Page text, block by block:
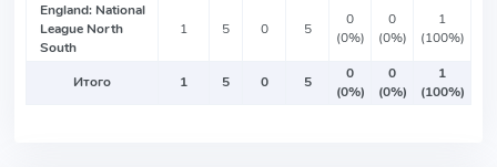
England: National
League North
South
1 5 0 5
0
(0%)
0
(0%)
1
(100%)
Итого 1 5 0 5
0
(0%)
0
(0%)
1
(100%)